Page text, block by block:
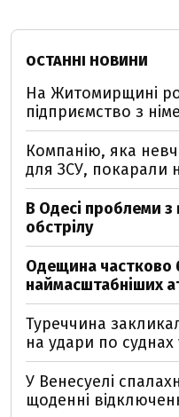
ОСТАННІ НОВИНИ
На Житомирщині
підприємство з
Компанію, яка
для ЗСУ, покарали
В Одесі проблеми з
обстрілу
Одещина частково
наймасштабніших
Туреччина
на удари по
У Венесуелі
щоденні